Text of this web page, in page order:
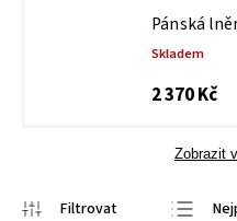
Pánská
Skladem
2 370 Kč
Zobrazit